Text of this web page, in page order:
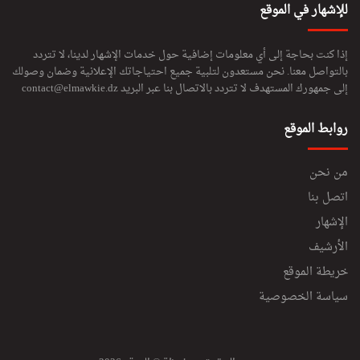
للإشهار في الموقع
إذا كنت بحاجة إلى أي معلومات إضافية حول خدمات الإشهار لدينا، لا تتردد
بالتواصل معنا. نحن مستعدون لتلبية جميع احتياجاتك الإعلانية وضمان وصولك
إلى جمهورك المستهدف لا تتردد بالاتصال بنا عبر البريدcontact@elmawkie.dz
روابط الموقع
من نحن
اتصل بنا
الإشهار
الأرشيف
خريطة الموقع
سياسة الخصوصية